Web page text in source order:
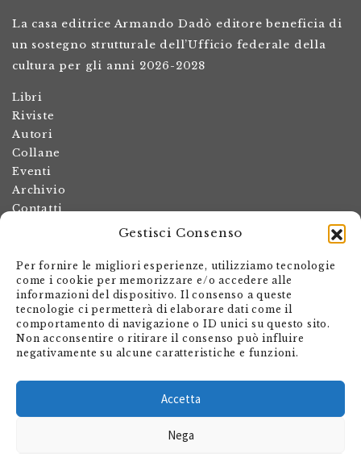
Gestisci Consenso
Per fornire le migliori esperienze, utilizziamo tecnologie
come i cookie per memorizzare e/o accedere alle
informazioni del dispositivo. Il consenso a queste
tecnologie ci permetterà di elaborare dati come il
comportamento di navigazione o ID unici su questo sito.
Non acconsentire o ritirare il consenso può influire
negativamente su alcune caratteristiche e funzioni.
Accetta
Nega
La casa editrice Armando Dadò editore beneficia di
un sostegno strutturale dell’Ufficio federale della
cultura per gli anni 2026-2028
Libri
Riviste
Autori
Collane
Eventi
Archivio
Contatti
Termini e condizioni
Spese di spedizione
Politica dei resi
Informativa sulla privacy
Il mio account
Carrello
Via Giovanni Antonio Orelli 29
Casella postale 563